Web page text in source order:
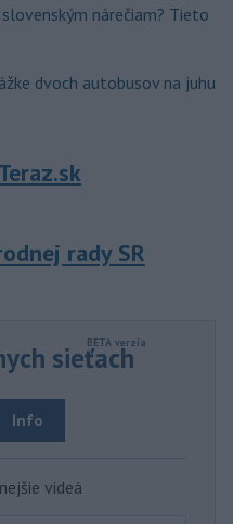
nárečiam? Tieto
dvoch autobusov na juhu
rady SR
sieťach
Info
videá